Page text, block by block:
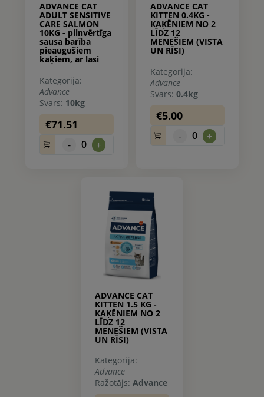
ADVANCE CAT
ADULT SENSITIVE
CARE SALMON
10KG - pilnvērtīga
sausa barība
pieaugušiem
kaķiem, ar lasi
Kategorija:
Advance
Svars: 10kg
€71.51
- 0 +
ADVANCE CAT
KITTEN 0.4KG -
КAĶĒNIEM NO 2
LĪDZ 12
MENEŠIEM (VISTA
UN RĪSI)
Kategorija:
Advance
Svars: 0.4kg
€5.00
- 0 +
ADVANCE CAT
KITTEN 1.5 KG -
КAĶĒNIEM NO 2
LĪDZ 12
MENEŠIEM (VISTA
UN RĪSI)
Kategorija:
Advance
Ražotājs: Advance